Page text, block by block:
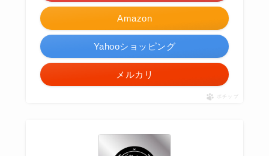
Amazon
Yahooショッピング
メルカリ
ポチップ